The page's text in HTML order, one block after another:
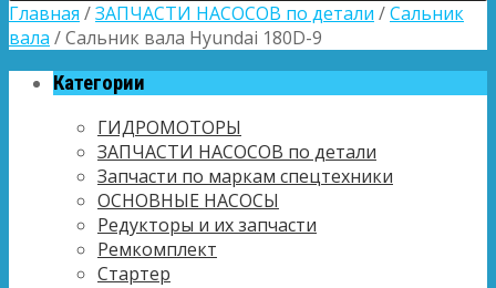
Главная /ЗАПЧАСТИ НАСОСОВ по детали /Сальник
вала / Сальник вала Hyundai 180D-9
Категории
ГИДРОМОТОРЫ
ЗАПЧАСТИ НАСОСОВ по детали
Запчасти по маркам спецтехники
ОСНОВНЫЕ НАСОСЫ
Редукторы и их запчасти
Ремкомплект
Стартер